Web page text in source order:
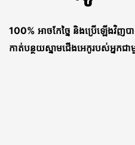
100% អាចកែច្នៃ និងប្រើឡើងវិញប
កាត់បន្ថយស្នាមជើងអេកូរបស់អ្ន